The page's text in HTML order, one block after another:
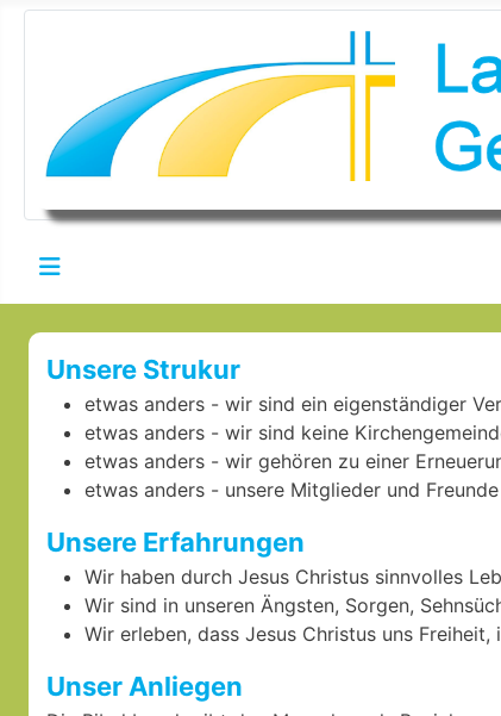
Unsere Strukur
etwas anders - wir sind ein eigenständiger
etwas anders - wir sind keine
etwas anders - wir gehören zu einer
etwas anders - unsere Mitglieder und
Unsere Erfahrungen
Wir haben durch Jesus Christus sinnvolles
Wir sind in unseren Ängsten, Sorgen,
Wir erleben, dass Jesus Christus uns
Unser Anliegen